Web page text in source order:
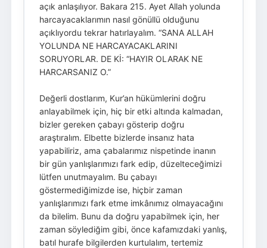
açık anlaşılıyor. Bakara 215. Ayet Allah yolunda
harcayacaklarımın nasıl gönüllü olduğunu
açıklıyordu tekrar hatırlayalım. “SANA ALLAH
YOLUNDA NE HARCAYACAKLARINI
SORUYORLAR. DE Kİ: “HAYIR OLARAK NE
HARCARSANIZ O.”
Değerli dostlarım, Kur’an hükümlerini doğru
anlayabilmek için, hiç bir etki altında kalmadan,
bizler gereken çabayı gösterip doğru
araştıralım. Elbette bizlerde insanız hata
yapabiliriz, ama çabalarımız nispetinde inanın
bir gün yanlışlarımızı fark edip, düzelteceğimizi
lütfen unutmayalım. Bu çabayı
göstermediğimizde ise, hiçbir zaman
yanlışlarımızı fark etme imkânımız olmayacağını
da bilelim. Bunu da doğru yapabilmek için, her
zaman söylediğim gibi, önce kafamızdaki yanlış,
batıl hurafe bilgilerden kurtulalım, tertemiz